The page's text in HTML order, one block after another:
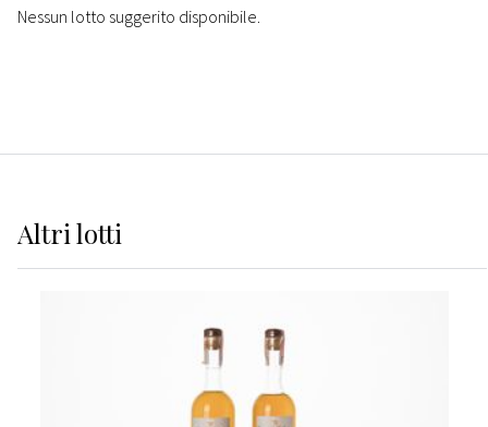
Nessun lotto suggerito disponibile.
Altrilotti